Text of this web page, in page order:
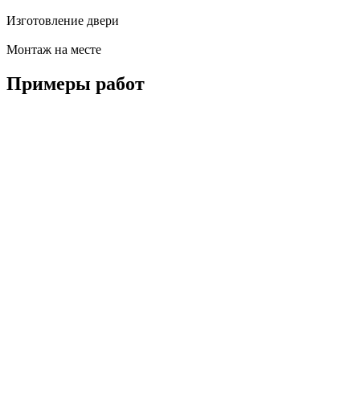
Изготовление двери
Монтаж на месте
Примеры работ